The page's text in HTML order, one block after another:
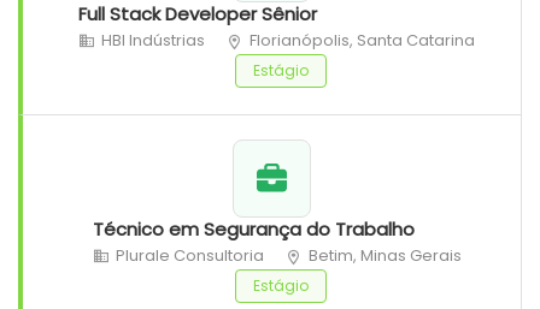
Full Stack Developer Sênior
HBI Indústrias Florianópolis, Santa Catarina
Estágio
Técnico em Segurança do Trabalho
Plurale Consultoria Betim, Minas Gerais
Estágio